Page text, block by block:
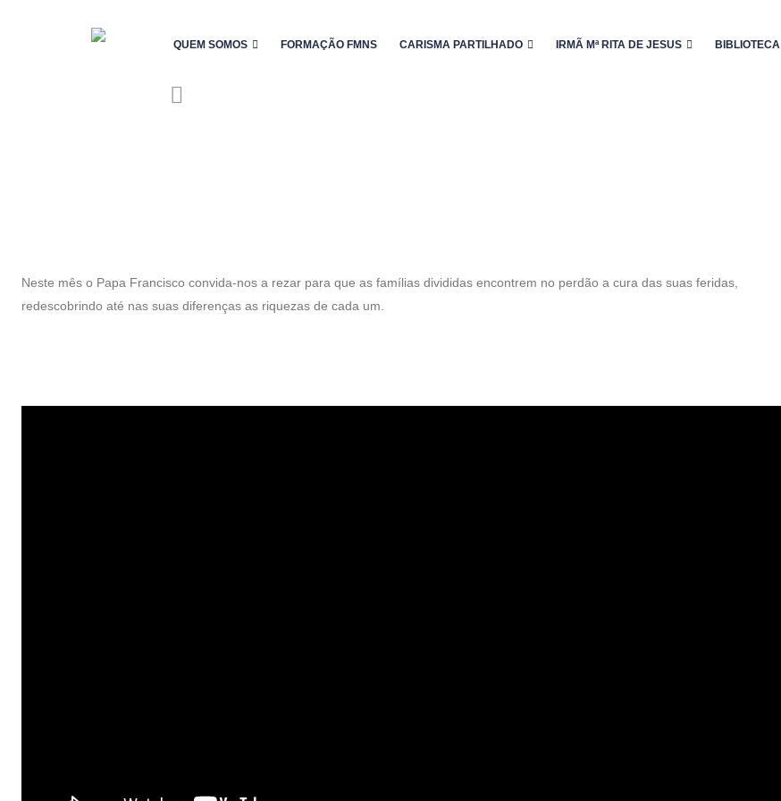
QUEM SOMOS FORMAÇÃO FMNS CARISMA PARTILHADO IRMÃ Mª RITA DE JESUS BIBLIOTECA
Neste mês o Papa Francisco convida-nos a rezar para que as famílias divididas encontrem no perdão a cura das suas feridas,
redescobrindo até nas suas diferenças as riquezas de cada um.